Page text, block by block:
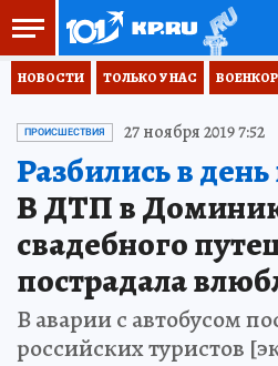
НОВОСТИ ТОЛЬКО У НАС
ПРОИСШЕСТВИЯ 27 ноября 2019 7:52
Разбились в
В ДТП в
свадебного
пострадала
В аварии с автобусом
российских туристов